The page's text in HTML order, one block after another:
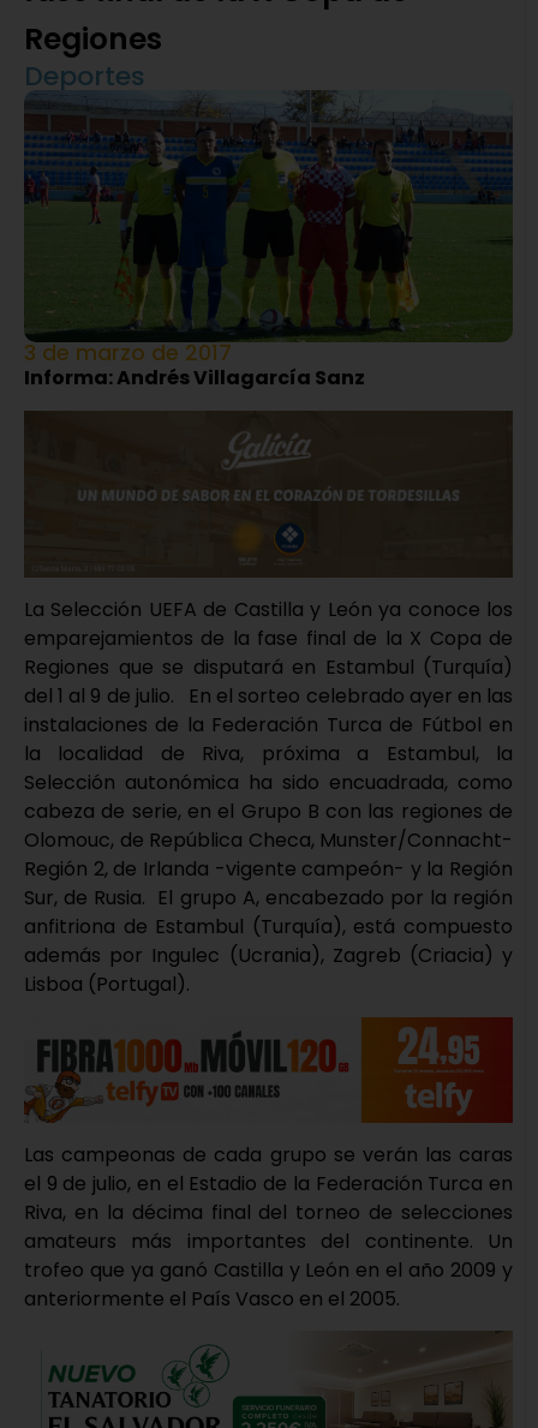
Regiones
Deportes
3 de marzo de 2017
Informa: Andrés Villagarcía Sanz
La Selección UEFA de Castilla y León ya conoce los
emparejamientos de la fase final de la X Copa de
Regiones que se disputará en Estambul (Turquía)
del 1 al 9 de julio. En el sorteo celebrado ayer en las
instalaciones de la Federación Turca de Fútbol en
la localidad de Riva, próxima a Estambul, la
Selección autonómica ha sido encuadrada, como
cabeza de serie, en el Grupo B con las regiones de
Olomouc, de República Checa, Munster/Connacht-
Región 2, de Irlanda -vigente campeón- y la Región
Sur, de Rusia. El grupo A, encabezado por la región
anfitriona de Estambul (Turquía), está compuesto
además por Ingulec (Ucrania), Zagreb (Criacia) y
Lisboa (Portugal).
Las campeonas de cada grupo se verán las caras
el 9 de julio, en el Estadio de la Federación Turca en
Riva, en la décima final del torneo de selecciones
amateurs más importantes del continente. Un
trofeo que ya ganó Castilla y León en el año 2009 y
anteriormente el País Vasco en el 2005.